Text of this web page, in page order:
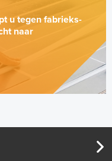
u tegen fabrieks-
naar